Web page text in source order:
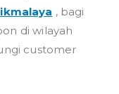
, bagi
di wilayah
customer